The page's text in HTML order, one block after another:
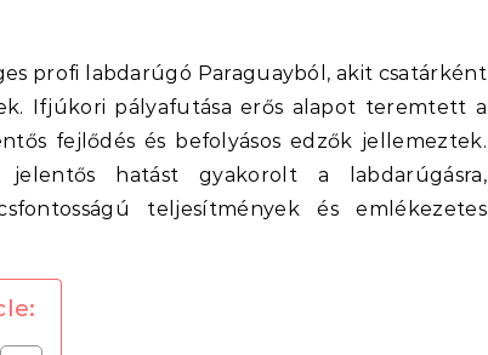
profi labdarúgó Paraguayból, akit csatárként
Ifjúkori pályafutása erős alapot teremtett a
fejlődés és befolyásos edzők jellemeztek.
jelentős hatást gyakorolt a labdarúgásra,
teljesítmények és emlékezetes